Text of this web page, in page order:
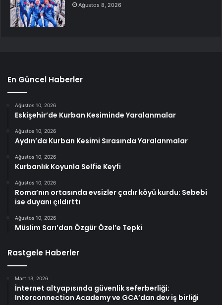
Ağustos 8, 2026
En Güncel Haberler
Ağustos 10, 2026
Eskişehir’de Kurban Kesiminde Yaralanmalar
Ağustos 10, 2026
Aydın’da Kurban Kesimi Sırasında Yaralanmalar
Ağustos 10, 2026
Kurbanlık Koyunla Selfie Keyfi
Ağustos 10, 2026
Roma’nın ortasında evsizler çadır köyü kurdu: Sebebi
ise duyanı çıldırttı
Ağustos 10, 2026
Müslim Sarı’dan Özgür Özel’e Tepki
Rastgele Haberler
Mart 13, 2026
İnternet altyapısında güvenlik seferberliği:
Interconnection Academy ve GCA’dan dev iş birliği